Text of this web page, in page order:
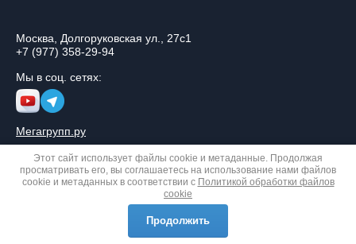
Москва, Долгоруковская ул., 27с1
+7 (977) 358-29-94
Мы в соц. сетях:
Мегагрупп.ру
Политика конфиденциальности
Этот сайт использует файлы cookie и метаданные. Продолжая
просматривать его, вы соглашаетесь на использование нами файлов
cookie и метаданных в соответствии с Политикой обработки файлов
cookie
Продолжить